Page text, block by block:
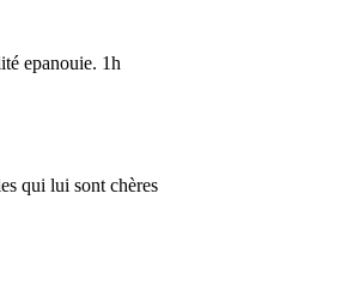
epanouie. 1h
qui lui sont chères